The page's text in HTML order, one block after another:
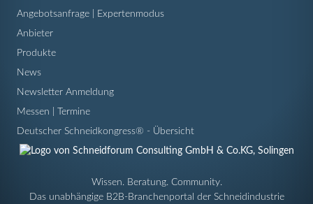
Angebotsanfrage | Expertenmodus
Anbieter
Produkte
News
Newsletter Anmeldung
Messen | Termine
Deutscher Schneidkongress® - Übersicht
Wissen. Beratung. Community.
Das unabhängige B2B-Branchenportal der Schneidindustrie